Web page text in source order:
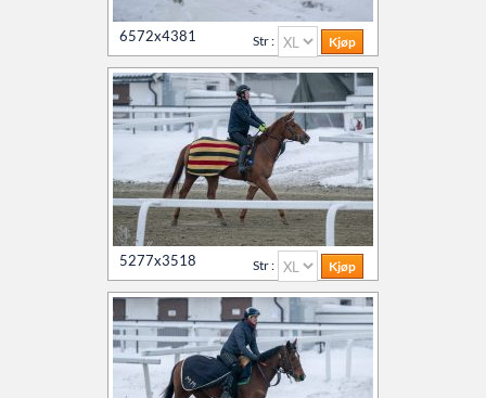
Kontakt oss
Agria Oslo Horse Show 2023
Øvrevoll løpsdager
Øvrevoll treningsdager
6572x4381 Str :
5277x3518 Str :